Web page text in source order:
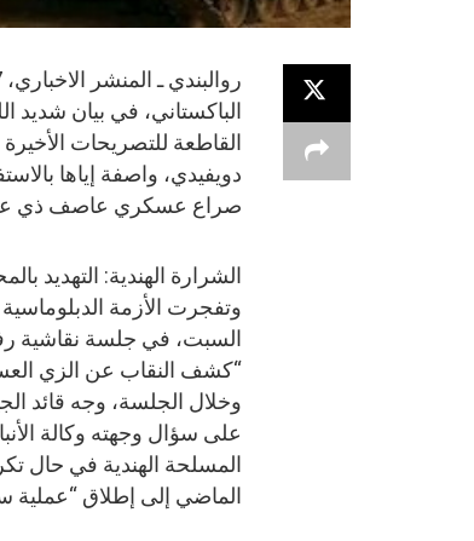
القاطعة للتصريحات
دويفيدي، واصفة إياها
صراع عسكري عاصف ذي
الشرارة الهندية: التهديد
وتفجرت الأزمة
السبت، في جلسة نقاشية
“كشف النقاب عن الزي
وخلال الجلسة، وجه قائد
المسلحة الهندية في حال
الماضي إلى إطلاق “عملية